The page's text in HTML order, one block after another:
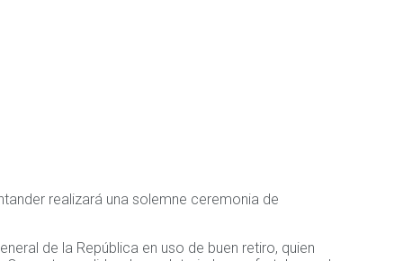
realizará una solemne ceremonia de
de la República en uso de buen retiro, quien